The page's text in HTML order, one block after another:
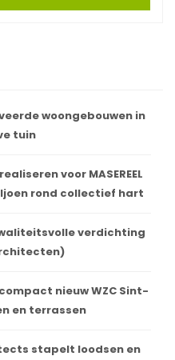
woongebouwen in
tuin
voor MASEREEL
rond collectief hart
verdichting
nieuw WZC Sint-
en terrassen
stapelt loodsen en